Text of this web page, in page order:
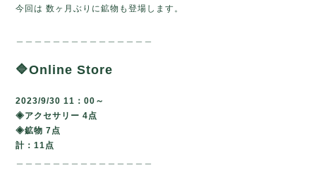
今回は 数ヶ月ぶりに鉱物も登場します。
🔷Online Store
2023/9/30 11：00～
◈アクセサリー 4点
◈鉱物 7点
計：11点